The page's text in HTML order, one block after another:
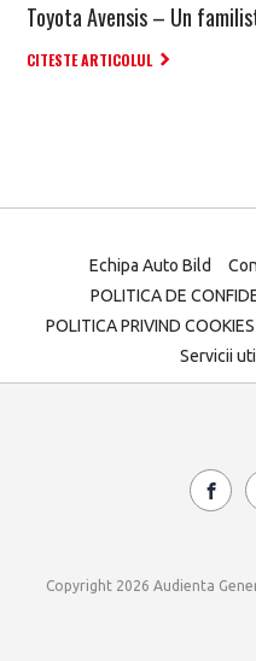
Toyota Avensis – Un
CITESTE ARTICOLUL
Echipa Auto Bild
POLITICA DE
POLITICA PRIVIND
Servicii
Copyright 2026 Audienta